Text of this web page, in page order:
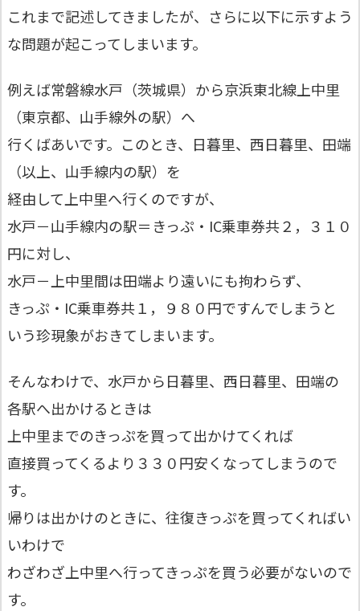
これまで記述してきましたが、さらに以下に示すよう
な問題が起こってしまいます。
例えば常磐線水戸（茨城県）から京浜東北線上中里
（東京都、山手線外の駅）へ
行くばあいです。このとき、日暮里、西日暮里、田端
（以上、山手線内の駅）を
経由して上中里へ行くのですが、
水戸－山手線内の駅＝きっぷ・IC乗車券共２，３１０
円に対し、
水戸－上中里間は田端より遠いにも拘わらず、
きっぷ・IC乗車券共１，９８０円ですんでしまうと
いう珍現象がおきてしまいます。
そんなわけで、水戸から日暮里、西日暮里、田端の
各駅へ出かけるときは
上中里までのきっぷを買って出かけてくれば
直接買ってくるより３３０円安くなってしまうので
す。
帰りは出かけのときに、往復きっぷを買ってくればい
いわけで
わざわざ上中里へ行ってきっぷを買う必要がないので
す。